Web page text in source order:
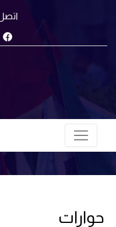
اتصل
حوارات